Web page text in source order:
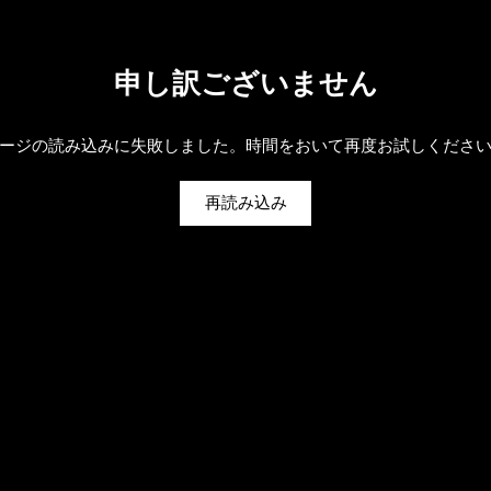
申し訳ございません
ジの読み込みに失敗しました。時間をおいて再度お試しくださ
再読み込み